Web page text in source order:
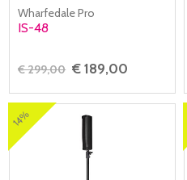
Wharfedale Pro
IS-48
€ 299,00 € 189,00
14%